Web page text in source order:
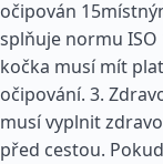
očipován
splňuje normu ISO
kočka musí mít
očipování. 3.
musí vyplnit
před cestou.